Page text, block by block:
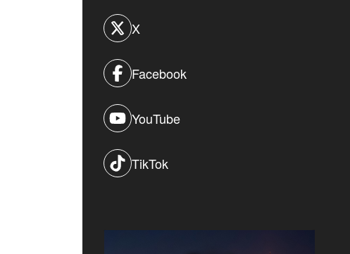
X
Facebook
YouTube
TikTok